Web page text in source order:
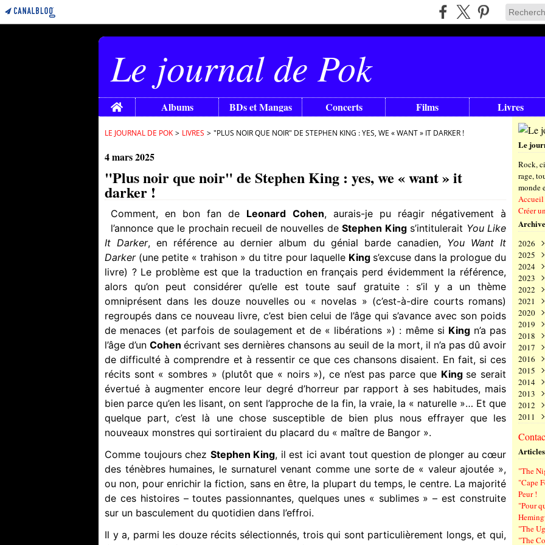
Le journal de Pok
Home Albums BDs et Mangas Concerts Films Livres
LE JOURNAL DE POK > LIVRES > "PLUS NOIR QUE NOIR" DE STEPHEN KING : YES, WE « WANT » IT DARKER !
4 mars 2025
"Plus noir que noir" de Stephen King : yes, we « want » it
darker !
Comment, en bon fan de Leonard Cohen, aurais-je pu réagir négativement à
l’annonce que le prochain recueil de nouvelles de Stephen King s’intitulerait You Like
It Darker, en référence au dernier album du génial barde canadien, You Want It
Darker (une petite « trahison » du titre pour laquelle King s’excuse dans la prologue du
livre) ? Le problème est que la traduction en français perd évidemment la référence,
alors qu’on peut considérer qu’elle est toute sauf gratuite : s’il y a un thème
omniprésent dans les douze nouvelles ou « novelas » (c’est-à-dire courts romans)
regroupés dans ce nouveau livre, c’est bien celui de l’âge qui s’avance avec son poids
de menaces (et parfois de soulagement et de « libérations ») : même si King n’a pas
l’âge d’un Cohen écrivant ses dernières chansons au seuil de la mort, il n’a pas dû avoir
de difficulté à comprendre et à ressentir ce que ces chansons disaient. En fait, si ces
récits sont « sombres » (plutôt que « noirs »), ce n’est pas parce que King se serait
évertué à augmenter encore leur degré d’horreur par rapport à ses habitudes, mais
bien parce qu’en les lisant, on sent l’approche de la fin, la vraie, la « naturelle »… Et que
quelque part, c’est là une chose susceptible de bien plus nous effrayer que les
nouveaux monstres qui sortiraient du placard du « maître de Bangor ».
Comme toujours chez Stephen King, il est ici avant tout question de plonger au cœur
des ténèbres humaines, le surnaturel venant comme une sorte de « valeur ajoutée »,
ou non, pour enrichir la fiction, sans en être, la plupart du temps, le centre. La majorité
de ces histoires – toutes passionnantes, quelques unes « sublimes » – est construite
sur un basculement du quotidien dans l’effroi.
Il y a, parmi les douze récits sélectionnés, trois qui sont particulièrement longs, et qui,
Le
Rock,
rage,
monde
Créer
2026
Août
Juillet
Juin
Mai
Avril
Mars
2025
Août
Juillet
Juin
Mai
Avril
Mars
2024
Août
Juillet
Juin
Mai
Avril
Mars
2023
Août
Juillet
Juin
Mai
Avril
Mars
2022
Août
Juillet
Juin
Mai
Avril
Mars
2021
Août
Juillet
Juin
Mai
Avril
Mars
2020
Août
Juillet
Juin
Mai
Avril
2019
Août
Juillet
Juin
Mai
2018
Août
Juillet
Juin
Mars
2017
Août
Juillet
Mai
Avril
2016
Août
Juin
Mai
2015
Juin
Mai
2014
Juin
Mai
Mars
2013
Août
Juin
Mai
Avril
2012
Juin
Mai
2011
"The
"Cape
Peur !
"Pour
"The
"The